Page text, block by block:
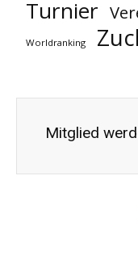
Turnier
Worldranking
Mitglied